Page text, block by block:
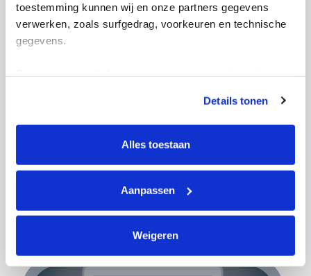
toestemming kunnen wij en onze partners gegevens
verwerken, zoals surfgedrag, voorkeuren en technische
gegevens.
tonen. Je kunt je toestemming op elk moment wijzigen of
intrekken via Cookie instellingen onderaan de pagina. De
lijst met cookies is te vinden in het tabblad “details”.
Details tonen
Alles toestaan
Aanpassen
Weigeren
Actiepagina gemaakt